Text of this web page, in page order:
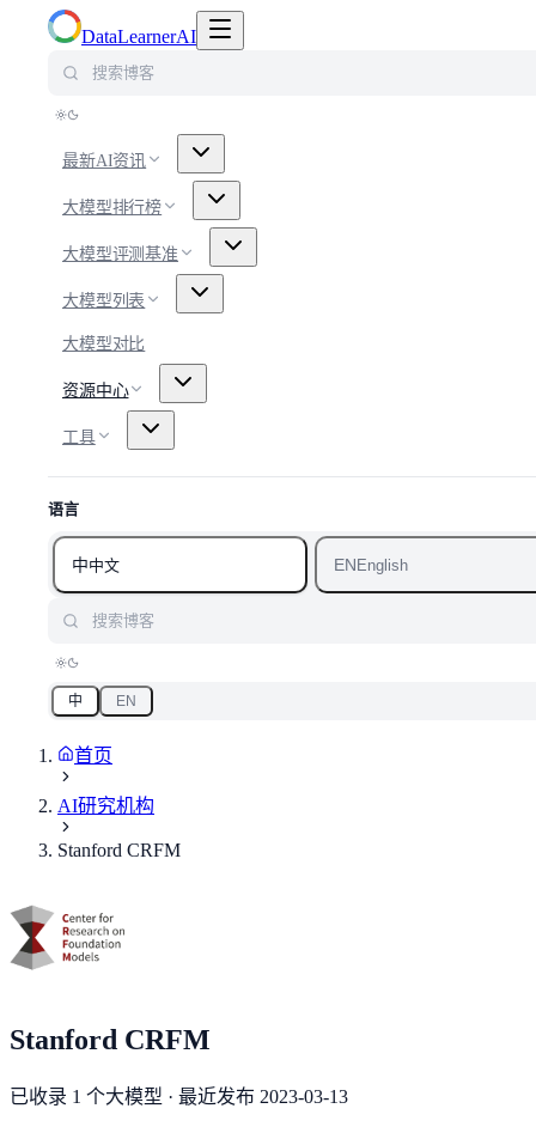
DataLearnerAI
最新AI资讯
大模型排行榜
大模型评测基准
大模型列表
大模型对比
资源中心
工具
语言
中中文 ENEnglish
中 EN
首页
AI研究机构
Stanford CRFM
Stanford CRFM
已收录 1 个大模型 · 最近发布 2023-03-13